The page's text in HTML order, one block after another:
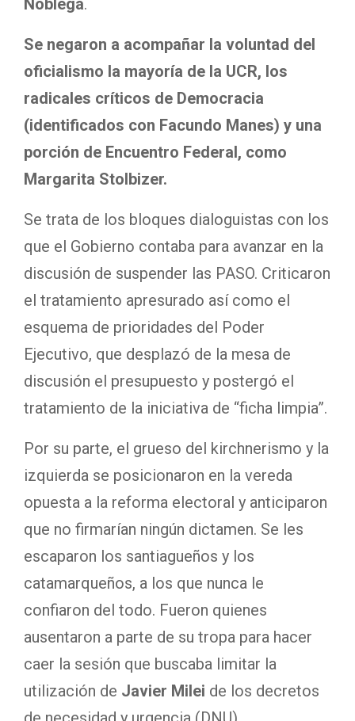
Nóblega.
Se negaron a acompañar la voluntad del
oficialismo la mayoría de la UCR, los
radicales críticos de Democracia
(identificados con Facundo Manes) y una
porción de Encuentro Federal, como
Margarita Stolbizer.
Se trata de los bloques dialoguistas con los
que el Gobierno contaba para avanzar en la
discusión de suspender las PASO. Criticaron
el tratamiento apresurado así como el
esquema de prioridades del Poder
Ejecutivo, que desplazó de la mesa de
discusión el presupuesto y postergó el
tratamiento de la iniciativa de “ficha limpia”.
Por su parte, el grueso del kirchnerismo y la
izquierda se posicionaron en la vereda
opuesta a la reforma electoral y anticiparon
que no firmarían ningún dictamen. Se les
escaparon los santiagueños y los
catamarqueños, a los que nunca le
confiaron del todo. Fueron quienes
ausentaron a parte de su tropa para hacer
caer la sesión que buscaba limitar la
utilización de Javier Milei de los decretos